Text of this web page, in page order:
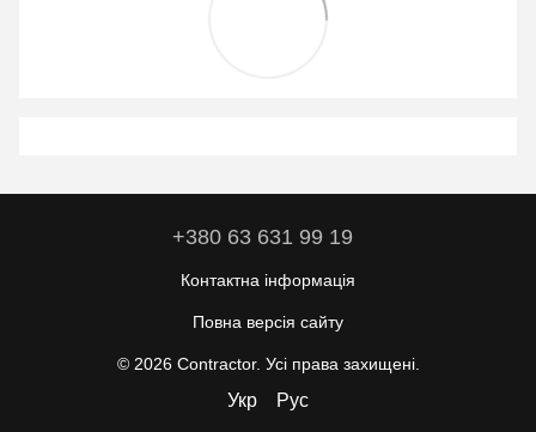
+380 63 631 99 19
Контактна інформація
Повна версія сайту
© 2026 Contractor. Усі права захищені.
Укр Рус